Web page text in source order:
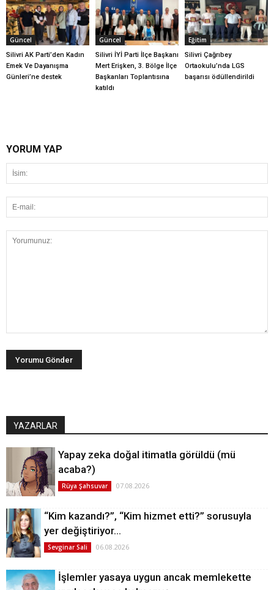
Güncel
Silivri AK Parti’den Kadın
Emek Ve Dayanışma
Günleri’ne destek
Güncel
Silivri İYİ Parti İlçe Başkanı
Mert Erişken, 3. Bölge İlçe
Başkanları Toplantısına
katıldı
Eğitim
Silivri Çağrıbey
Ortaokulu’nda LGS
başarısı ödüllendirildi
YORUM YAP
YAZARLAR
Yapay zeka doğal itimatla görüldü (mü
acaba?)
Rüya Şahsuvar 07.08.2026
“Kim kazandı?”, “Kim hizmet etti?” sorusuyla
yer değiştiriyor…
Sevginar Sali 06.08.2026
İşlemler yasaya uygun ancak memlekette